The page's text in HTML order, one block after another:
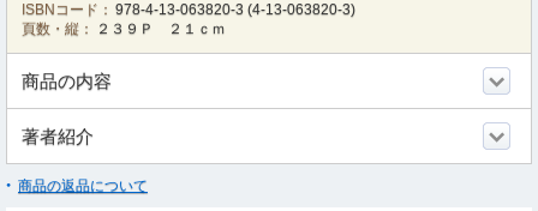
ISBNコード： 978-4-13-063820-3 (4-13-063820-3)
頁数・縦：
２３９Ｐ ２１ｃｍ
商品の内容
著者紹介
商品の返品について